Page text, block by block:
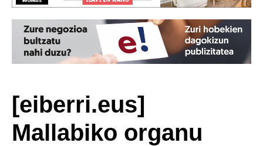
[eiberri.eus]
Mallabiko organu